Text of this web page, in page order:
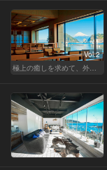
Vol.2